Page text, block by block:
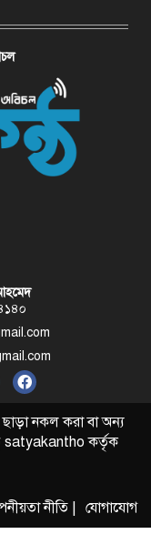
নকল করা বা অন্য
satyakantho কর্তৃক
নীতি | যোগাযোগ